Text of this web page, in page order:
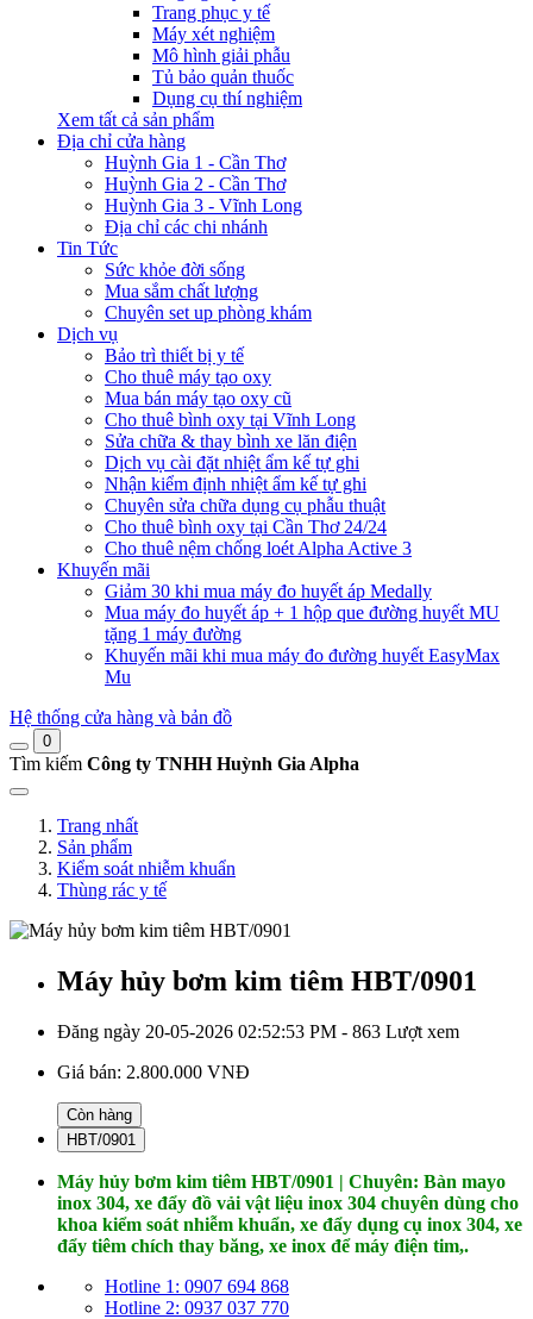
Trang phục y tế
Máy xét nghiệm
Mô hình giải phẫu
Tủ bảo quản thuốc
Dụng cụ thí nghiệm
Xem tất cả sản phẩm
Địa chỉ cửa hàng
Huỳnh Gia 1 - Cần Thơ
Huỳnh Gia 2 - Cần Thơ
Huỳnh Gia 3 - Vĩnh Long
Địa chỉ các chi nhánh
Tin Tức
Sức khỏe đời sống
Mua sắm chất lượng
Chuyên set up phòng khám
Dịch vụ
Bảo trì thiết bị y tế
Cho thuê máy tạo oxy
Mua bán máy tạo oxy cũ
Cho thuê bình oxy tại Vĩnh Long
Sửa chữa & thay bình xe lăn điện
Dịch vụ cài đặt nhiệt ẩm kế tự ghi
Nhận kiểm định nhiệt ẩm kế tự ghi
Chuyên sửa chữa dụng cụ phẫu thuật
Cho thuê bình oxy tại Cần Thơ 24/24
Cho thuê nệm chống loét Alpha Active 3
Khuyến mãi
Giảm 30 khi mua máy đo huyết áp Medally
Mua máy đo huyết áp + 1 hộp que đường huyết MU
tặng 1 máy đường
Khuyến mãi khi mua máy đo đường huyết EasyMax
Mu
Hệ thống cửa hàng và bản đồ
0
Tìm kiếm Công ty TNHH Huỳnh Gia Alpha
Trang nhất
Sản phẩm
Kiểm soát nhiễm khuẩn
Thùng rác y tế
Máy hủy bơm kim tiêm HBT/0901
Đăng ngày 20-05-2026 02:52:53 PM - 863 Lượt xem
Giá bán: 2.800.000 VNĐ
Còn hàng
HBT/0901
Máy hủy bơm kim tiêm HBT/0901 | Chuyên: Bàn mayo
inox 304, xe đẩy đồ vải vật liệu inox 304 chuyên dùng cho
khoa kiểm soát nhiễm khuẩn, xe đẩy dụng cụ inox 304, xe
đẩy tiêm chích thay băng, xe inox để máy điện tim,.
Hotline 1: 0907 694 868
Hotline 2: 0937 037 770